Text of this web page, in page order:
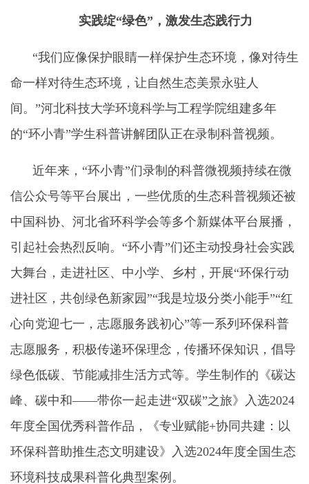
实践绽“绿色”，激发生态践行力
“我们应像保护眼睛一样保护生态环境，像对待生
命一样对待生态环境，让自然生态美景永驻人
间。”河北科技大学环境科学与工程学院组建多年
的“环小青”学生科普讲解团队正在录制科普视频。
近年来，“环小青”们录制的科普微视频持续在微
信公众号等平台展出，一些优质的生态科普视频还被
中国科协、河北省环科学会等多个新媒体平台展播 ，
引起社会热烈反响。“环小青”们还主动投身社会实践
大舞台，走进社区、中小学、乡村，开展“环保行动
进社区，共创绿色新家园”“我是垃圾分类小能手”“红
心向党迎七一，志愿服务践初心”等一系列环保科普
志愿服务，积极传递环保理念，传播环保知识，倡导
绿色低碳、节能减排生活方式等。学生制作的《碳达
峰、碳中和——带你一起走进“双碳”之旅》入选2024
年度全国优秀科普作品，《专业赋能+协同共建：以
环保科普助推生态文明建设》入选2024年度全国生态
环境科技成果科普化典型案例。